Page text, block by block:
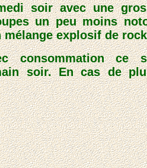
soir avec une
un peu moins
mélange explosif de
consommation ce
soir. En cas de